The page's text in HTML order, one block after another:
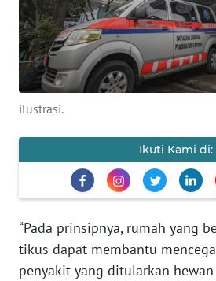
ilustrasi.
Ikuti Kami di:
“Pada prinsipnya, rumah yang
tikus dapat membantu
penyakit yang ditularkan
SUKABUMI
PURWAKARTA
Informasi
KAMI
INFO